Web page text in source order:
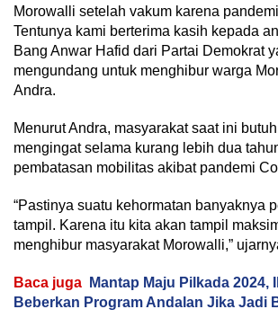
Morowalli setelah vakum karena
Tentunya kami berterima kasih kepada
Bang Anwar Hafid dari Partai Demokrat
mengundang untuk menghibur warga
Andra.
Menurut Andra, masyarakat saat ini
mengingat selama kurang lebih dua
pembatasan mobilitas akibat pandemi
“Pastinya suatu kehormatan banyaknya
tampil. Karena itu kita akan tampil
menghibur masyarakat Morowalli,”
Baca juga
Mantap Maju Pilkada 2024,
Beberkan Program Andalan Jika Jadi